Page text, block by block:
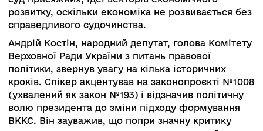
процедури, за участю незалежної комісії до
і ВРП».
Крок, який посилює роль ВРП у формуванні
органів до її реформування, — помилка. Така
думка Венеційської комісії та експертів
Позитивними підготовчими кроками за рік
Куйбіда назвав ухвалення в першому читанні